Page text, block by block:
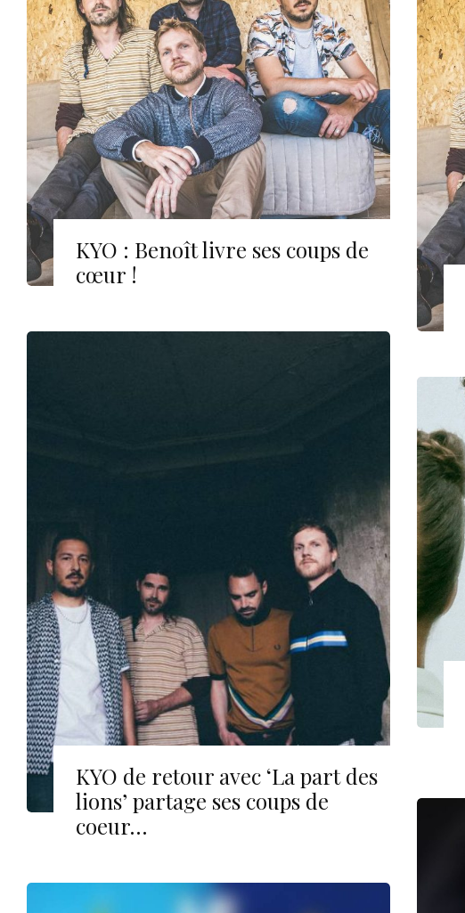
KYO : Benoît livre ses coups de
cœur !
KYO de retour avec ‘La part des
lions’ partage ses coups de
coeur…